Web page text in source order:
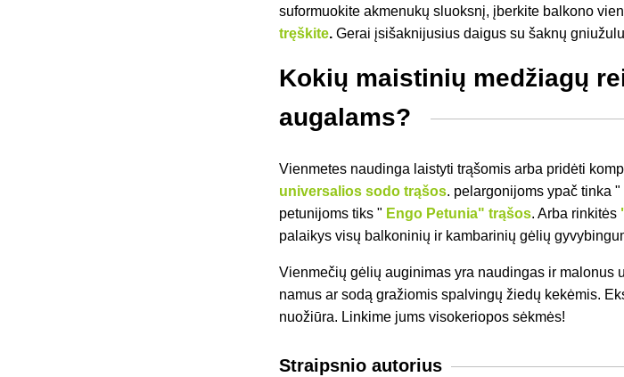
suformuokite akmenukų sluoksnį, įberkite balkono
tręškite.Gerai įsišaknijusius daigus su šaknų
Kokių maistinių medžiagų
augalams?
Vienmetes naudinga laistyti trąšomis arba pridėti
universalios sodo trąšos. pelargonijoms ypač tinka "
petunijoms tiks " Engo Petunia" trąšos. Arba rinkitės
palaikys visų balkoninių ir kambarinių gėlių
Vienmečių gėlių auginimas yra naudingas ir malonus
namus ar sodą gražiomis spalvingų žiedų kekėmis.
nuožiūra. Linkime jums visokeriopos sėkmės!
Straipsnio autorius